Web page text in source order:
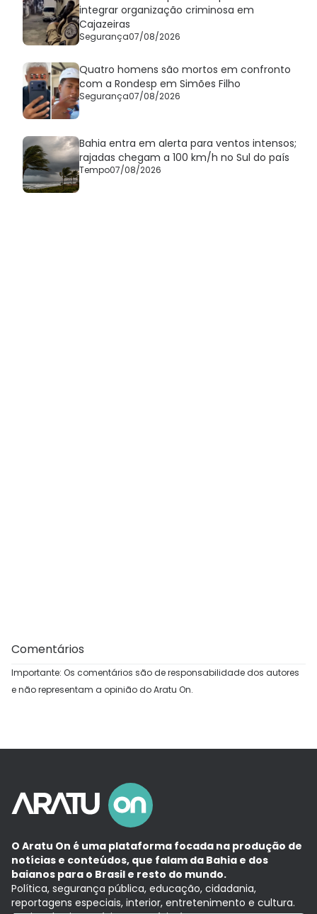
integrar organização criminosa em
Cajazeiras
Segurança07/08/2026
Quatro homens são mortos em confronto
com a Rondesp em Simões Filho
Segurança07/08/2026
Bahia entra em alerta para ventos intensos;
rajadas chegam a 100 km/h no Sul do país
Tempo07/08/2026
Comentários
Importante: Os comentários são de responsabilidade dos autores
e não representam a opinião do Aratu On.
O Aratu On é uma plataforma focada na produção de
notícias e conteúdos, que falam da Bahia e dos
baianos para o Brasil e resto do mundo.
Política, segurança pública, educação, cidadania,
reportagens especiais, interior, entretenimento e cultura.